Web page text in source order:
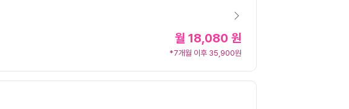
월 18,080 원
*7개월 이후 35,900원